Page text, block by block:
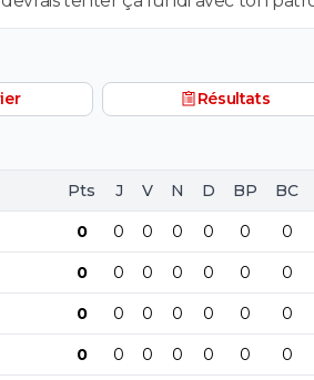
te répondre
Résultats
Pts J V N D BP BC
0 0 0 0 0 0 0
0 0 0 0 0 0 0
0 0 0 0 0 0 0
0 0 0 0 0 0 0